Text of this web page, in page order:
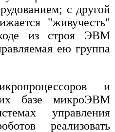
с другой
"живучесть"
из строя ЭВМ
ею группа
и
базе микроЭВМ
управления
реализовать